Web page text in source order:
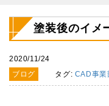
塗装後のイメ
2020/11/24
ブログ
タグ: CAD事業